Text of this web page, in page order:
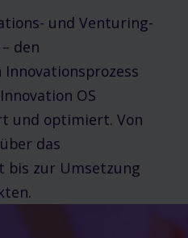
und Venturing-
den
OS
und optimiert. Von
das
bis zur Umsetzung